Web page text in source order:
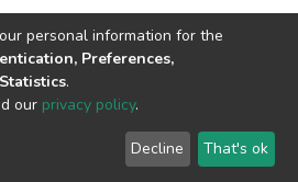
3 4 5 6 7 »
© 2002-2026
End User
Agreement
Send
Feedback
personal information for the
Preferences,
.
our privacy policy.
Decline That's ok